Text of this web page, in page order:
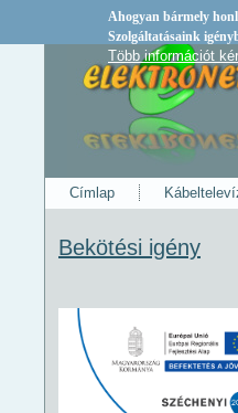
Ahogyan bármely
Szolgáltatásaink
Több információt
Címlap
Bekötési igény